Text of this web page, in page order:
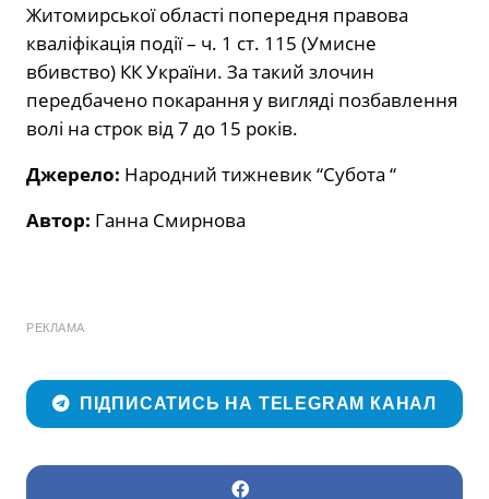
Житомирської області попередня правова
кваліфікація події – ч. 1 ст. 115 (Умисне
вбивство) КК України. За такий злочин
передбачено покарання у вигляді позбавлення
волі на строк від 7 до 15 років.
Джерело: Народний тижневик “Субота “
Автор: Ганна Смирнова
РЕКЛАМА
ПІДПИСАТИСЬ НА TELEGRAM КАНАЛ